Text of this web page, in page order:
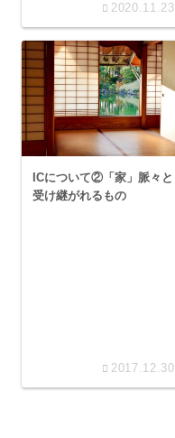
2020.11.23
ICについて②「家」脈々と
受け継がれるもの
2017.12.30